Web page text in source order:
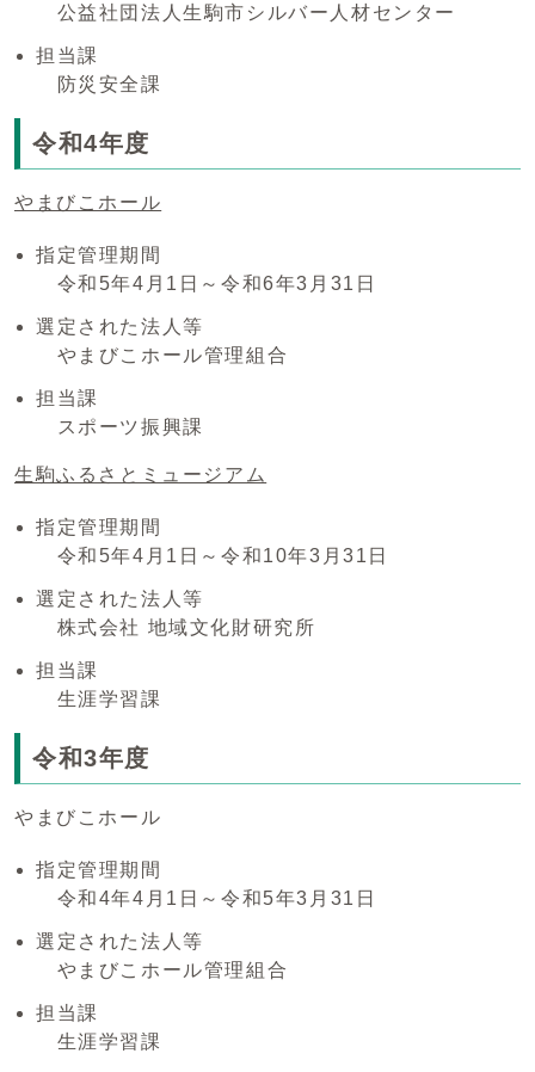
公益社団法人生駒市シルバー人材センター
担当課
防災安全課
令和4年度
やまびこホール
指定管理期間
令和5年4月1日～令和6年3月31日
選定された法人等
やまびこホール管理組合
担当課
スポーツ振興課
生駒ふるさとミュージアム
指定管理期間
令和5年4月1日～令和10年3月31日
選定された法人等
株式会社 地域文化財研究所
担当課
生涯学習課
令和3年度
やまびこホール
指定管理期間
令和4年4月1日～令和5年3月31日
選定された法人等
やまびこホール管理組合
担当課
生涯学習課